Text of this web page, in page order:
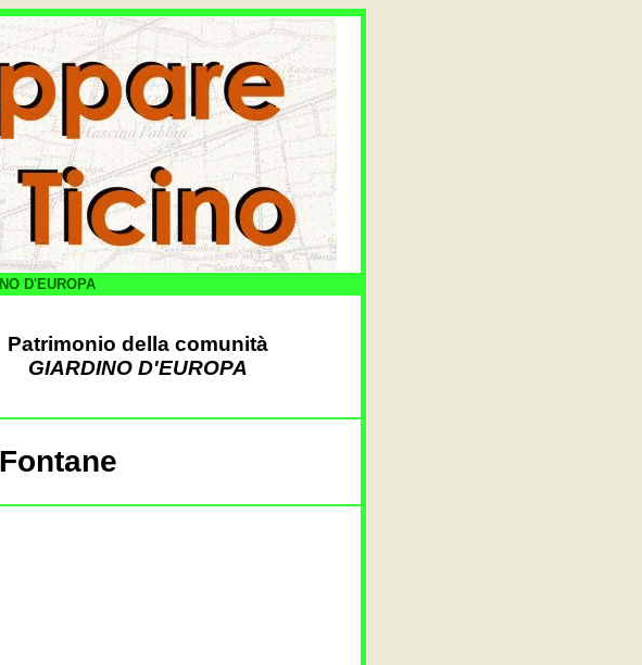
D'EUROPA
Patrimonio della comunità
GIARDINO D'EUROPA